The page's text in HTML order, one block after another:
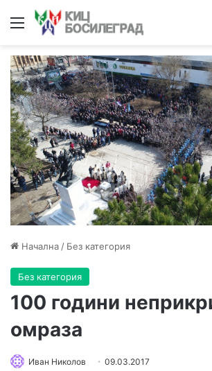
Меню
Начална/ Без категория
Без категория
100 години
омраза
Иван Николов 09.03.2017